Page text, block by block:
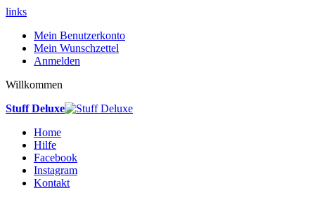
links
Mein Benutzerkonto
Mein Wunschzettel
Anmelden
Willkommen
Stuff Deluxe
Home
Hilfe
Facebook
Instagram
Kontakt